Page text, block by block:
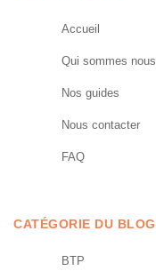
Accueil
Qui sommes nous
Nos guides
Nous contacter
FAQ
CATÉGORIE DU BLOG
BTP